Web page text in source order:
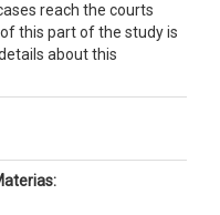
reach the courts
this part of the study is
about this